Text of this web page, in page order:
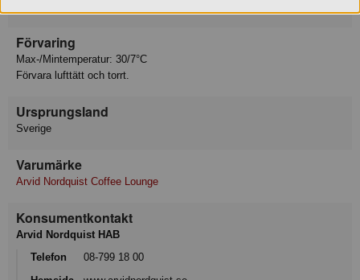
Förvaring
Max-/Mintemperatur: 30/7°C
Förvara lufttätt och torrt.
Ursprungsland
Sverige
Varumärke
Arvid Nordquist Coffee Lounge
Konsumentkontakt
Arvid Nordquist HAB
Telefon
08-799 18 00